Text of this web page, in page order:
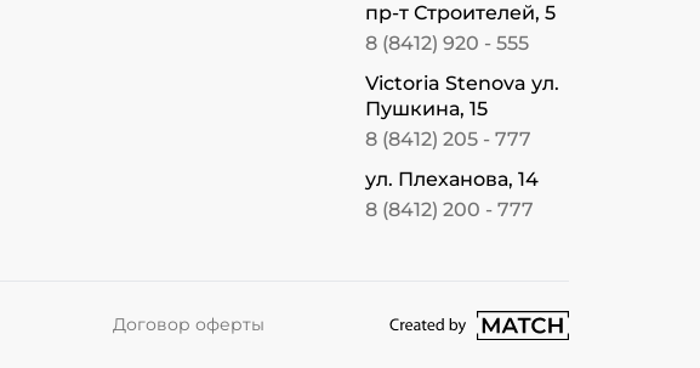
пр-т Строителей, 5
8 (8412) 920 - 555
Victoria Stenova ул.
Пушкина, 15
8 (8412) 205 - 777
ул. Плеханова, 14
8 (8412) 200 - 777
Договор оферты перейти на сайт студии